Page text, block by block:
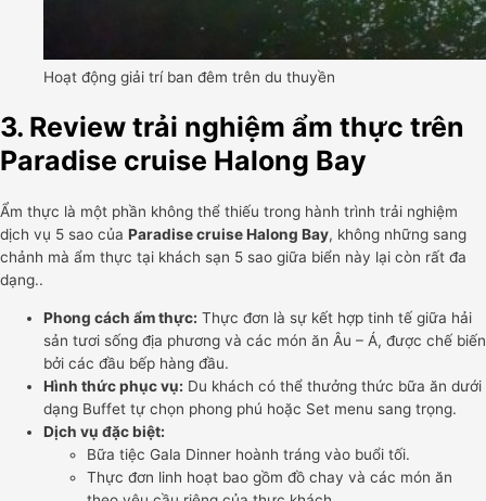
Hoạt động giải trí ban đêm trên du thuyền
3. Review trải nghiệm ẩm thực trên
Paradise cruise Halong Bay
Ẩm thực là một phần không thể thiếu trong hành trình trải nghiệm
dịch vụ 5 sao của Paradise cruise Halong Bay, không những sang
chảnh mà ẩm thực tại khách sạn 5 sao giữa biển này lại còn rất đa
dạng..
Phong cách ẩm thực: Thực đơn là sự kết hợp tinh tế giữa hải
sản tươi sống địa phương và các món ăn Âu – Á, được chế biến
bởi các đầu bếp hàng đầu.
Hình thức phục vụ: Du khách có thể thưởng thức bữa ăn dưới
dạng Buffet tự chọn phong phú hoặc Set menu sang trọng.
Dịch vụ đặc biệt:
Bữa tiệc Gala Dinner hoành tráng vào buổi tối.
Thực đơn linh hoạt bao gồm đồ chay và các món ăn